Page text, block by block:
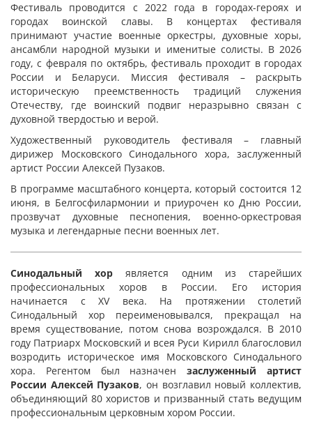
Фестиваль проводится с 2022 года в городах-героях и
городах воинской славы. В концертах фестиваля
принимают участие военные оркестры, духовные хоры,
ансамбли народной музыки и именитые солисты. В 2026
году, с февраля по октябрь, фестиваль проходит в городах
России и Беларуси. Миссия фестиваля – раскрыть
историческую преемственность традиций служения
Отечеству, где воинский подвиг неразрывно связан с
духовной твердостью и верой.
Художественный руководитель фестиваля – главный
дирижер Московского Синодального хора, заслуженный
артист России Алексей Пузаков.
В программе масштабного концерта, который состоится 12
июня, в Белгосфилармонии и приурочен ко Дню России,
прозвучат духовные песнопения, военно-оркестровая
музыка и легендарные песни военных лет.
Синодальный хор является одним из старейших
профессиональных хоров в России. Его история
начинается с XV века. На протяжении столетий
Синодальный хор переименовывался, прекращал на
время существование, потом снова возрождался. В 2010
году Патриарх Московский и всея Руси Кирилл благословил
возродить историческое имя Московского Синодального
хора. Регентом был назначензаслуженный артист
России Алексей Пузаков, он возглавил новый коллектив,
объединяющий 80 хористов и призванный стать ведущим
профессиональным церковным хором России.